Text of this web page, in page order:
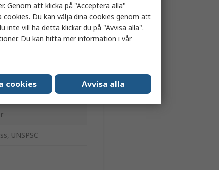
kit
UNSPSC
Genom att klicka på "Acceptera alla"
cookies. Du kan välja dina cookies genom att
inte vill ha detta klickar du på "Avvisa alla".
Du kan hitta mer information i vår
cookies Avvisa alla